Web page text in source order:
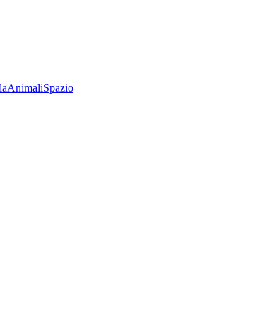
AnimaliSpazio